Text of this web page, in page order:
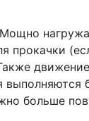
Мощно
прокачки
больше